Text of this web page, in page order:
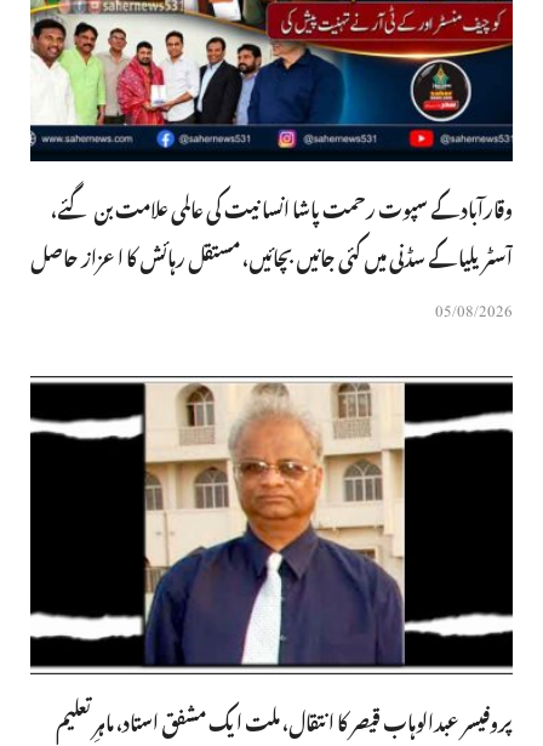
وقارآباد کے سپوت رحمت پاشا انسانیت کی عالمی علامت بن گئے،
آسٹریلیا کے سڈنی میں کئی جانیں بچائیں، مستقل رہائش کا اعزاز حاصل
05/08/2026
پروفیسر عبدالوہاب قیصر کا انتقال، ملت ایک مشفق استاد، ماہرِتعلیم